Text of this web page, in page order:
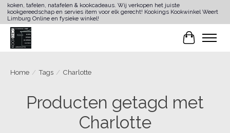
koken, tafelen, natafelen & kookcadeaus. Wij verkopen het juiste
kookgereedschap en servies item voor elk gerecht! Kookings Kookwinkel Weert
Limburg Online en fysieke winkel!
Home / Tags / Charlotte
Producten getagd met
Charlotte